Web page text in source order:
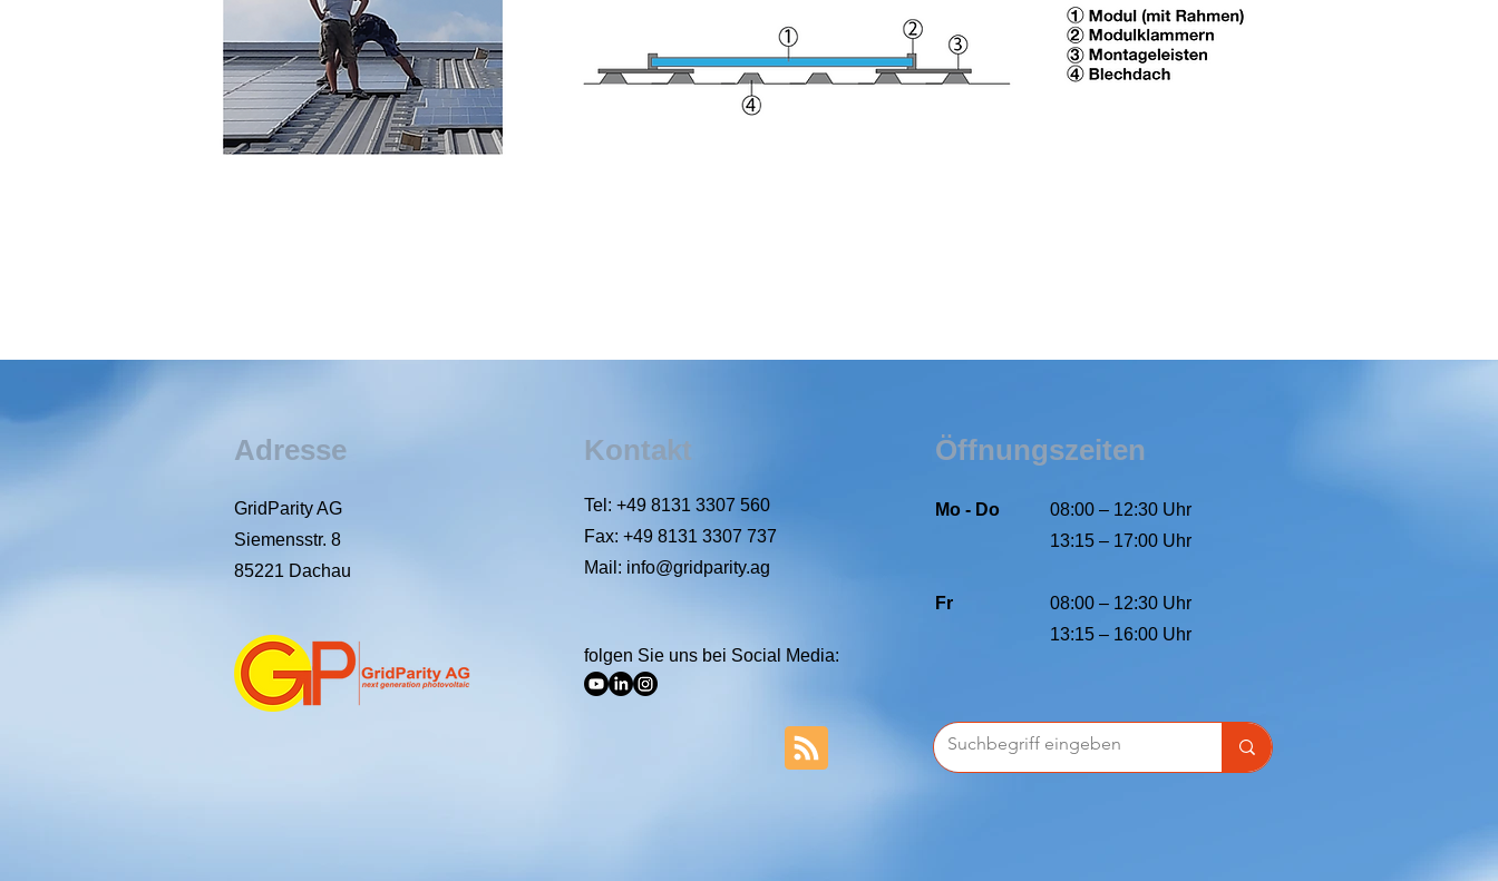
Adresse
GridParity AG
Siemensstr. 8
85221 Dachau
Kontakt
Tel: +49 8131 3307 560
Fax: +49 8131 3307 737
Mail: info@gridparity.ag
folgen Sie uns bei Social Media:
Öffnungszeiten
Mo - Do
Fr
08:00 – 12:30 Uhr
13:15 – 17:00 Uhr
08:00 – 12:30 Uhr
13:15 – 16:00 Uhr